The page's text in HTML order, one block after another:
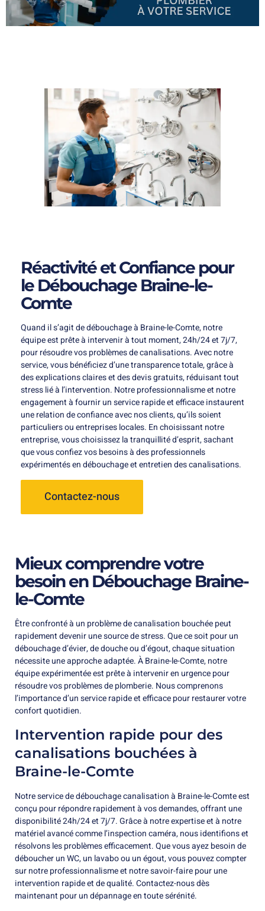
Réactivité et Confiance pour
le Débouchage Braine-le-
Comte
Quand il s’agit de débouchage à Braine-le-Comte, notre
équipe est prête à intervenir à tout moment, 24h/24 et 7j/7,
pour résoudre vos problèmes de canalisations. Avec notre
service, vous bénéficiez d’une transparence totale, grâce à
des explications claires et des devis gratuits, réduisant tout
stress lié à l’intervention. Notre professionnalisme et notre
engagement à fournir un service rapide et efficace instaurent
une relation de confiance avec nos clients, qu’ils soient
particuliers ou entreprises locales. En choisissant notre
entreprise, vous choisissez la tranquillité d’esprit, sachant
que vous confiez vos besoins à des professionnels
expérimentés en débouchage et entretien des canalisations.
Contactez-nous
Mieux comprendre votre
besoin en Débouchage Braine-
le-Comte
Être confronté à un problème de canalisation bouchée peut
rapidement devenir une source de stress. Que ce soit pour un
débouchage d’évier, de douche ou d’égout, chaque situation
nécessite une approche adaptée. À Braine-le-Comte, notre
équipe expérimentée est prête à intervenir en urgence pour
résoudre vos problèmes de plomberie. Nous comprenons
l’importance d’un service rapide et efficace pour restaurer votre
confort quotidien.
Intervention rapide pour des
canalisations bouchées à
Braine-le-Comte
Notre service de débouchage canalisation à Braine-le-Comte est
conçu pour répondre rapidement à vos demandes, offrant une
disponibilité 24h/24 et 7j/7. Grâce à notre expertise et à notre
matériel avancé comme l’inspection caméra, nous identifions et
résolvons les problèmes efficacement. Que vous ayez besoin de
déboucher un WC, un lavabo ou un égout, vous pouvez compter
sur notre professionnalisme et notre savoir-faire pour une
intervention rapide et de qualité. Contactez-nous dès
maintenant pour un dépannage en toute sérénité.